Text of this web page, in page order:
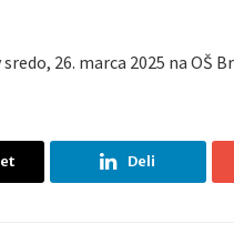
26. marca 2025 na OŠ
Deli